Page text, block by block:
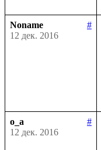
Noname
#
12 дек. 2016
o_a
#
12 дек. 2016